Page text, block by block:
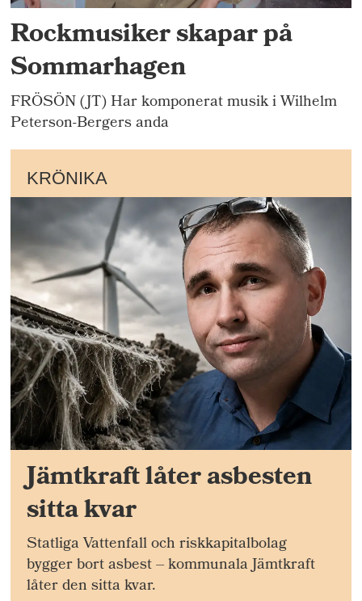
Rockmusiker skapar på
Sommarhagen
FRÖSÖN (JT) Har komponerat musik i Wilhelm
Peterson-Bergers anda
KRÖNIKA
Jämtkraft låter asbesten
sitta kvar
Statliga Vattenfall och riskkapitalbolag
bygger bort asbest – kommunala Jämtkraft
låter den sitta kvar.